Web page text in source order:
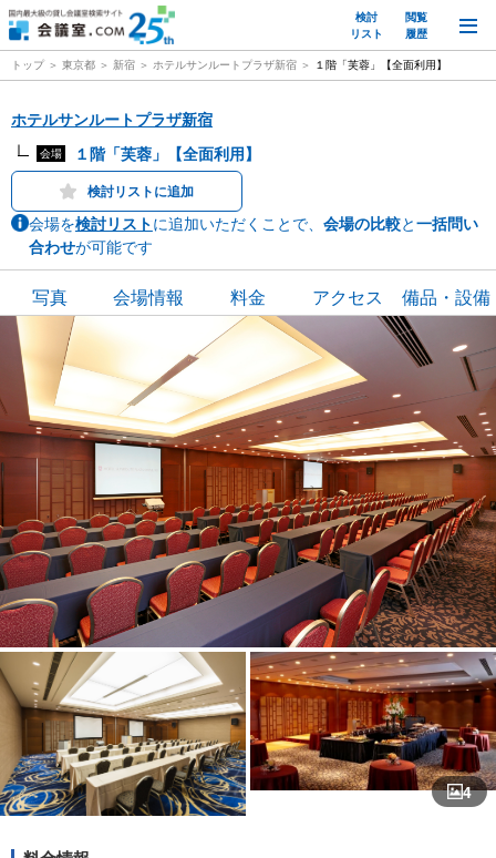
検討
リスト
閲覧
履歴
トップ 東京都 新宿 ホテルサンルートプラザ新宿 １階「芙蓉」【全面利用】
ホテルサンルートプラザ新宿
会場 １階「芙蓉」【全面利用】
検討リストに追加
会場を検討リストに追加いただくことで、 会場の比較と一括問い
合わせが可能です
写真 会場情報 料金 アクセス 備品・設備
4